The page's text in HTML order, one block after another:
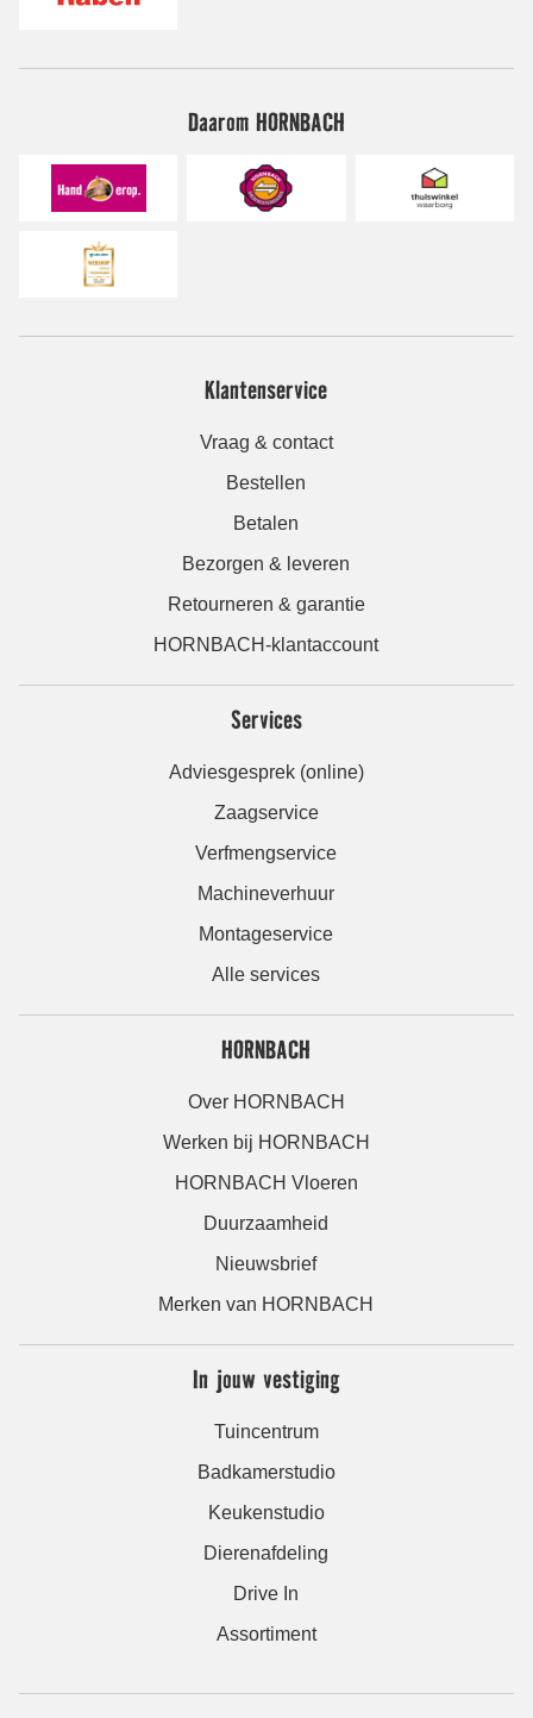
Daarom HORNBACH
Klantenservice
Vraag & contact
Bestellen
Betalen
Bezorgen & leveren
Retourneren & garantie
HORNBACH-klantaccount
Services
Adviesgesprek (online)
Zaagservice
Verfmengservice
Machineverhuur
Montageservice
Alle services
HORNBACH
Over HORNBACH
Werken bij HORNBACH
HORNBACH Vloeren
Duurzaamheid
Nieuwsbrief
Merken van HORNBACH
In jouw vestiging
Tuincentrum
Badkamerstudio
Keukenstudio
Dierenafdeling
Drive In
Assortiment